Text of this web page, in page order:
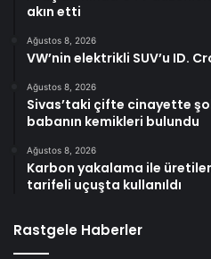
akın etti
Ağustos 8, 2026
VW’nin elektrikli SUV’u ID.
Ağustos 8, 2026
Sivas’taki çifte cinayette
babanın kemikleri bulundu
Ağustos 8, 2026
Karbon yakalama ile
tarifeli uçuşta kullanıldı
Rastgele Haberler